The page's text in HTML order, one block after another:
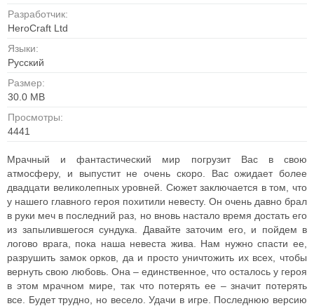
Разработчик:
HeroCraft Ltd
Языки:
Русский
Размер:
30.0 MB
Просмотры:
4441
Мрачный и фантастический мир погрузит Вас в свою
атмосферу, и выпустит не очень скоро. Вас ожидает более
двадцати великолепных уровней. Сюжет заключается в том, что
у нашего главного героя похитили невесту. Он очень давно брал
в руки меч в последний раз, но вновь настало время достать его
из запылившегося сундука. Давайте заточим его, и пойдем в
логово врага, пока наша невеста жива. Нам нужно спасти ее,
разрушить замок орков, да и просто уничтожить их всех, чтобы
вернуть свою любовь. Она – единственное, что осталось у героя
в этом мрачном мире, так что потерять ее – значит потерять
все. Будет трудно, но весело. Удачи в игре. Последнюю версию